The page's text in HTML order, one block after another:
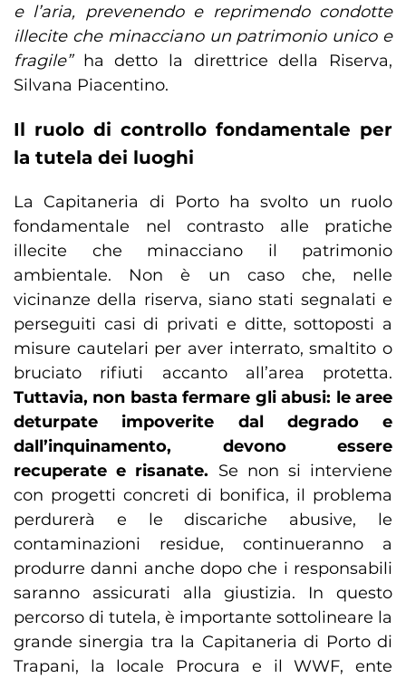
e l’aria, prevenendo e reprimendo condotte
illecite che minacciano un patrimonio unico e
fragile”ha detto la direttrice della Riserva,
Silvana Piacentino.
Il ruolo di controllo fondamentale per
la tutela dei luoghi
La Capitaneria di Porto ha svolto un ruolo
fondamentale nel contrasto alle pratiche
illecite che minacciano il patrimonio
ambientale. Non è un caso che, nelle
vicinanze della riserva, siano stati segnalati e
perseguiti casi di privati e ditte, sottoposti a
misure cautelari per aver interrato, smaltito o
bruciato rifiuti accanto all’area protetta.
Tuttavia, non basta fermare gli abusi: le aree
deturpate impoverite dal degrado e
dall’inquinamento, devono essere
recuperate e risanate. Se non si interviene
con progetti concreti di bonifica, il problema
perdurerà e le discariche abusive, le
contaminazioni residue, continueranno a
produrre danni anche dopo che i responsabili
saranno assicurati alla giustizia. In questo
percorso di tutela, è importante sottolineare la
grande sinergia tra la Capitaneria di Porto di
Trapani, la locale Procura e il WWF, ente